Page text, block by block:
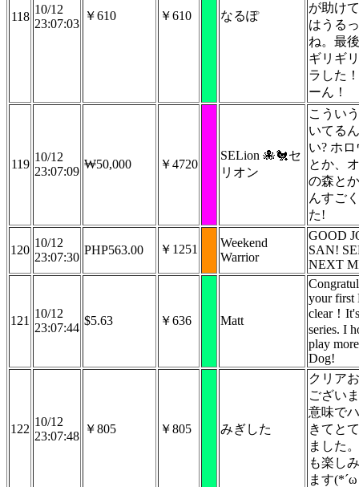
118
10/12
23:07:03
￥610 ￥610 なるぽ
が助け
はうる
ね。最
ギリギ
ラした
ーん！
119
10/12
23:07:09
₩50,000 ￥4720
SELion 🐙🐔セ
リオン
こうい
いてる
い? ホ
とか、
の森と
んすご
た!
120
10/12
23:07:30
PHP563.00 ￥1251
Weekend
Warrior
GOOD
SAN!
NEXT
121
10/12
23:07:44
$5.63 ￥636 Matt
your first
clear！
series. I
play
Dog!
122
10/12
23:07:48
￥805 ￥805 みぎした
クリア
ござい
意味で
きてと
ました
も楽し
ます